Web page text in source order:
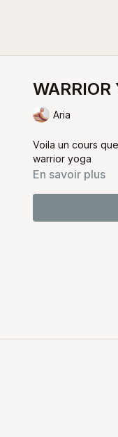
WARRIOR
Aria
Voila un cours
warrior yoga
En savoir plus